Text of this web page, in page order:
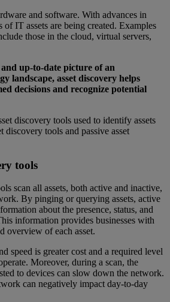
and software. With advances in
IT assets are being created. Examples
those in the cloud, virtual servers,
up-to-date picture of an
landscape, asset discovery helps
decisions and recognize potential
discovery tools used to identify assets
discovery tools and passive asset
tools
scan all assets, both active and inactive,
By pinging or querying assets, active
about the presence, status, and
information provides businesses with
overview of each asset.
speed is greater cost and a required level
Moreover, during a scan, the
to devices can slow down the network.
can negatively impact day-to-day